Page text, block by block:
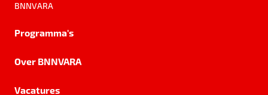
BNNVARA
Programma's
Over BNNVARA
Vacatures